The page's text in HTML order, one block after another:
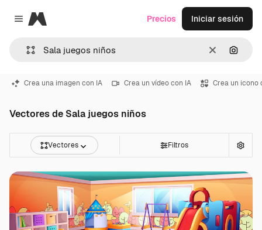
Close menu
Magnific
Borrar
Precios Iniciar sesión
Crea una imagen con IA Crea un vídeo con IA Crea un icono
Vectores de Sala juegos niños
Vectores Filtros